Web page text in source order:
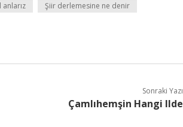
Şiir derlemesine ne denir
Sonraki Yazı
Çamlıhemşin Hangi Ilde